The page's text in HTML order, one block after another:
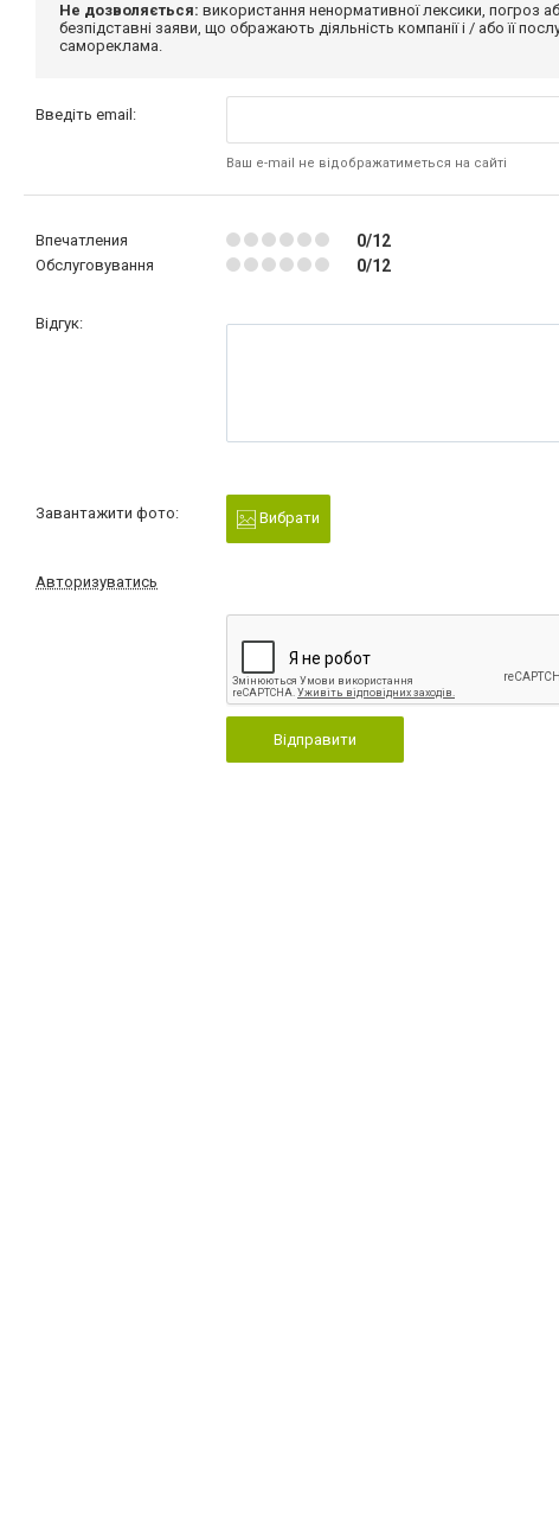
Не дозволяється: використання ненормативної лексики, погроз
безпідставні заяви, що ображають діяльність компанії і / або її
самореклама.
Введіть email:
Ваш e-mail не відображатиметься на сайті
Впечатления 0/12
Обслуговування 0/12
Відгук:
Завантажити фото: Вибрати
Авторизуватись
Відправити